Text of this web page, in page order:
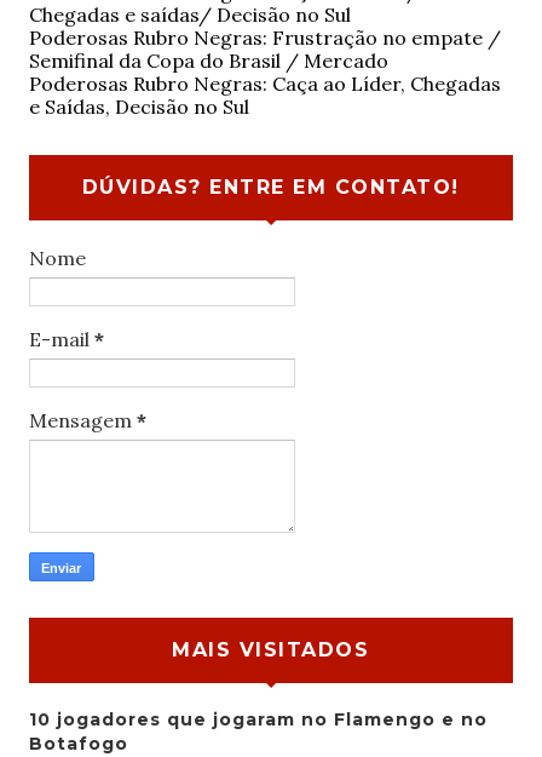
Chegadas e saídas/ Decisão no Sul
Poderosas Rubro Negras: Frustração no empate /
Semifinal da Copa do Brasil / Mercado
Poderosas Rubro Negras: Caça ao Líder, Chegadas
e Saídas, Decisão no Sul
DÚVIDAS? ENTRE EM CONTATO!
Nome
E-mail *
Mensagem *
MAIS VISITADOS
10 jogadores que jogaram no Flamengo e no
Botafogo